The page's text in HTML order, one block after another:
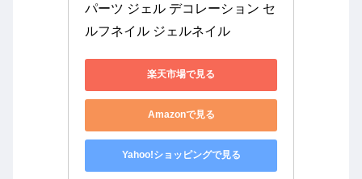
パーツ ジェル デコレーション セ
ルフネイル ジェルネイル
楽天市場で見る
Amazonで見る
Yahoo!ショッピングで見る